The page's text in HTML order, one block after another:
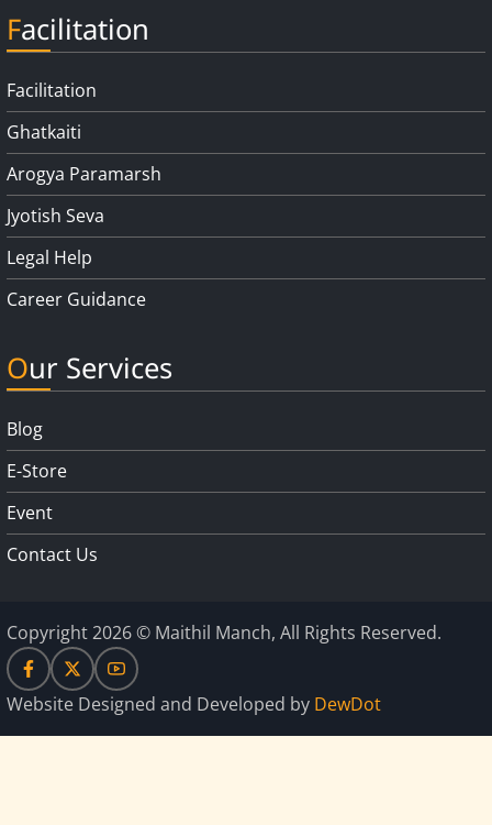
Facilitation
Facilitation
Ghatkaiti
Arogya Paramarsh
Jyotish Seva
Legal Help
Career Guidance
Our Services
Blog
E-Store
Event
Contact Us
Copyright 2026 © Maithil Manch, All Rights Reserved.
Website Designed and Developed by DewDot